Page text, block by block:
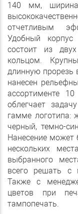
140 мм,
отчетливым
Удобный корпус
состоит из
кольцом.
длинную прорезь
нанесен
ассортименте
облегчает
гамме логотипа:
черный, темно-
Нанесение может
нескольких
выбранного
всего решать с
Также с
цветов при
тампопечать.